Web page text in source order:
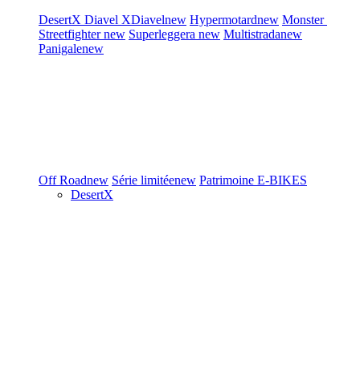
DesertX Diavel XDiavelnew Hypermotardnew Monster
Streetfighternew Superleggera new Multistradanew
Panigalenew
Off Roadnew Série limitéenew Patrimoine E-BIKES
DesertX